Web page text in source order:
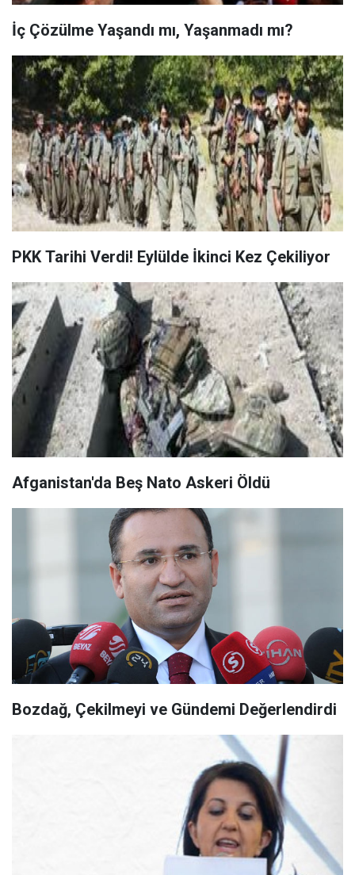
İç Çözülme Yaşandı mı, Yaşanmadı mı?
PKK Tarihi Verdi! Eylülde İkinci Kez Çekiliyor
Afganistan'da Beş Nato Askeri Öldü
Bozdağ, Çekilmeyi ve Gündemi Değerlendirdi